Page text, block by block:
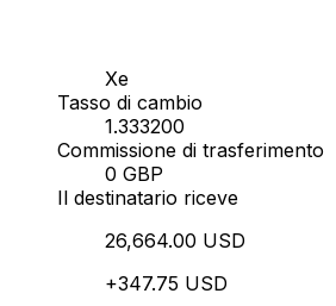
Xe
Tasso di cambio
1.333200
Commissione di trasferimento
0 GBP
Il destinatario riceve
26,664.00 USD
+347.75 USD